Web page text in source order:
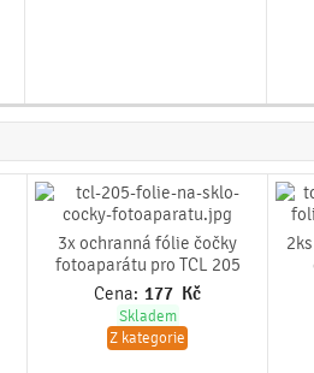
3x ochranná fólie čočky
fotoaparátu pro TCL 205
Cena: 177 Kč
Skladem
Z kategorie